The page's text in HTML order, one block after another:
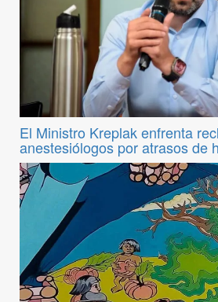
El Ministro Kreplak enfrenta
anestesiólogos por atrasos de